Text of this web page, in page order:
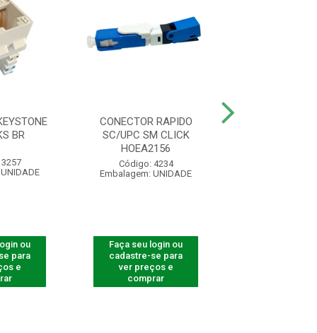
BR
ou
para
e
CONECTOR RAPIDO
SC/UPC SM CLICK
HOEA2156
Código: 4234
Embalagem: UNIDADE
Faça seu login ou
cadastre-se para
ver preços e
comprar